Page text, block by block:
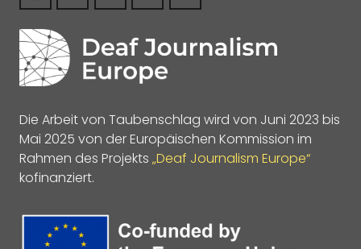
Die Arbeit von Taubenschlag wird von Juni 2023 bis
Mai 2025 von der Europäischen Kommission im
Rahmen des Projekts „Deaf Journalism Europe“
kofinanziert.